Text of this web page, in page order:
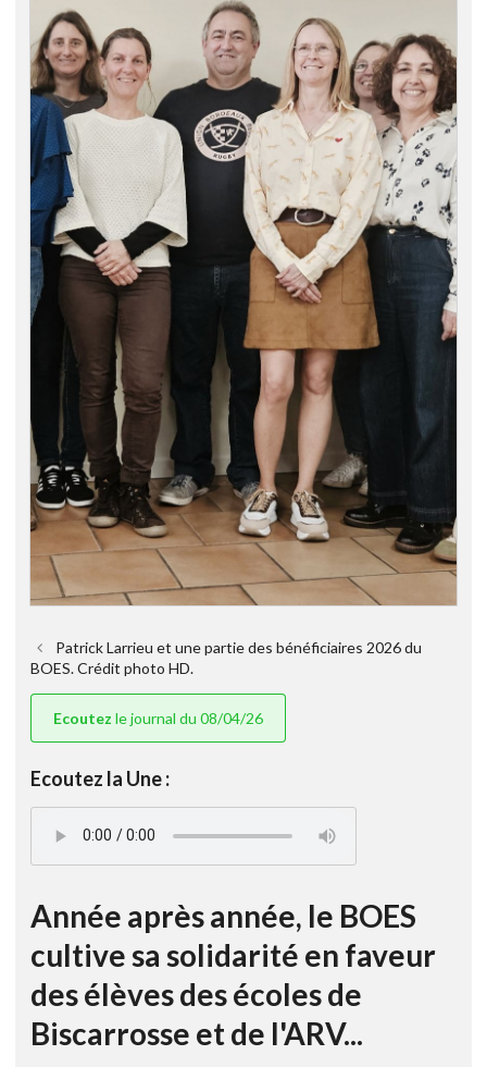
Patrick Larrieu et une partie des bénéficiaires 2026 du
BOES. Crédit photo HD.
Ecoutez le journal du 08/04/26
Ecoutez la Une :
Année après année, le BOES
cultive sa solidarité en faveur
des élèves des écoles de
Biscarrosse et de l'ARV...